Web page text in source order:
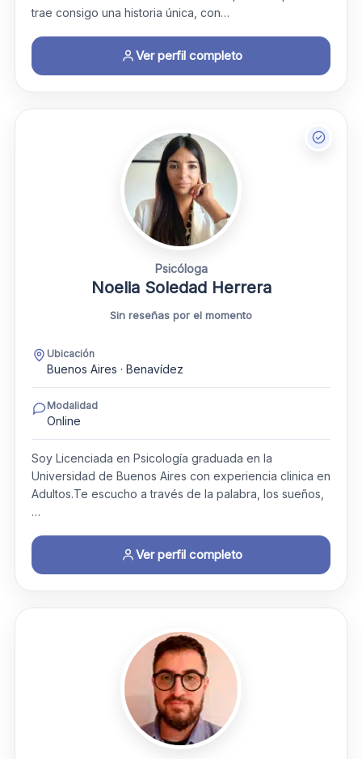
trae consigo una historia única, con…
Ver perfil completo
Psicóloga
Noelia Soledad Herrera
Sin reseñas por el momento
Ubicación
Buenos Aires · Benavídez
Modalidad
Online
Soy Licenciada en Psicología graduada en la
Universidad de Buenos Aires con experiencia clinica en
Adultos.Te escucho a través de la palabra, los sueños,
…
Ver perfil completo